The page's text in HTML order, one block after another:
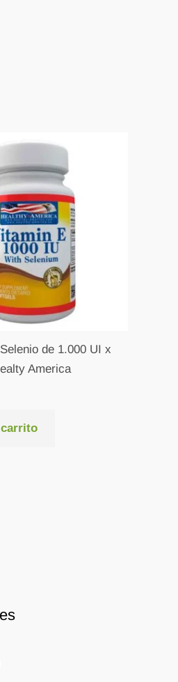
de 1.000 UI x
America